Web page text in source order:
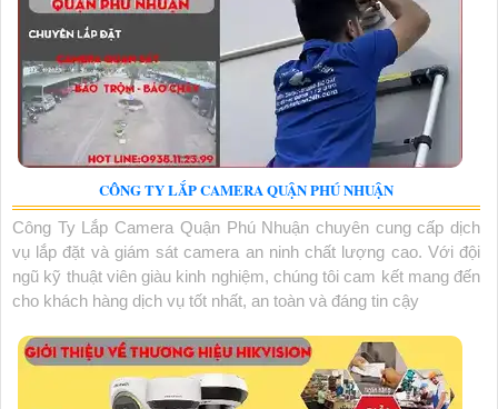
CÔNG TY LẮP CAMERA QUẬN PHÚ NHUẬN
Công Ty Lắp Camera Quận Phú Nhuận chuyên cung cấp dịch
vụ lắp đặt và giám sát camera an ninh chất lượng cao. Với đội
ngũ kỹ thuật viên giàu kinh nghiệm, chúng tôi cam kết mang đến
cho khách hàng dịch vụ tốt nhất, an toàn và đáng tin cậy